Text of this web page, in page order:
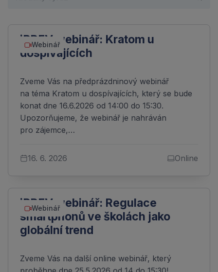
Webinář
iPREV webinář: Kratom u
dospívajících
Zveme Vás na předprázdninový webinář
na téma Kratom u dospívajících, který se bude
konat dne 16.6.2026 od 14:00 do 15:30.
Upozorňujeme, že webinář je nahráván
pro zájemce,…
16. 6. 2026 Online
Webinář
iPREV webinář: Regulace
smartphonů ve školách jako
globální trend
Zveme Vás na další online webinář, který